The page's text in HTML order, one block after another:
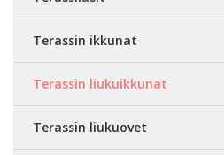
Terassin ikkunat
Terassin liukuikkunat
Terassin liukuovet